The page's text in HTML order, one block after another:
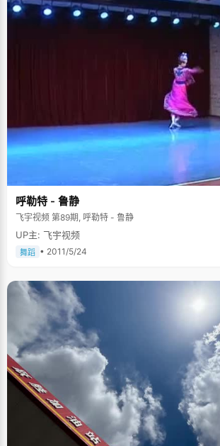
呼勒特 - 鲁静
飞宇视频 第89期, 呼勒特 - 鲁静
UP主: 飞宇视频
舞蹈 • 2011/5/24